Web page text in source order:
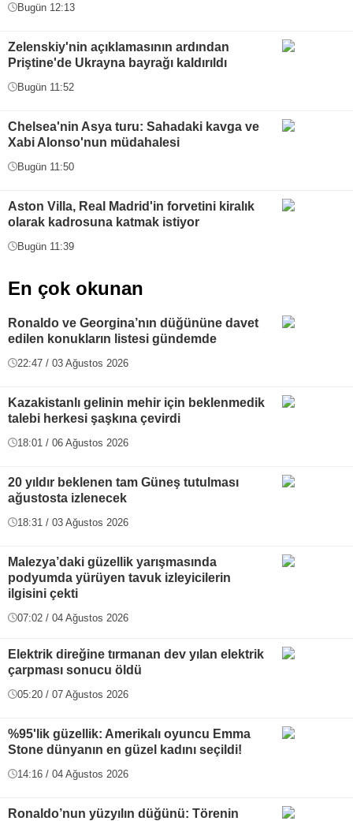
Bugün 12:13
Zelenskiy'nin açıklamasının ardından
Priştine'de Ukrayna bayrağı kaldırıldı
Bugün 11:52
Chelsea'nin Asya turu: Sahadaki kavga ve
Xabi Alonso'nun müdahalesi
Bugün 11:50
Aston Villa, Real Madrid'in forvetini kiralık
olarak kadrosuna katmak istiyor
Bugün 11:39
En çok okunan
Ronaldo ve Georgina’nın düğününe davet
edilen konukların listesi gündemde
22:47 / 03 Ağustos 2026
Kazakistanlı gelinin mehir için beklenmedik
talebi herkesi şaşkına çevirdi
18:01 / 06 Ağustos 2026
20 yıldır beklenen tam Güneş tutulması
ağustosta izlenecek
18:31 / 03 Ağustos 2026
Malezya’daki güzellik yarışmasında
podyumda yürüyen tavuk izleyicilerin
ilgisini çekti
07:02 / 04 Ağustos 2026
Elektrik direğine tırmanan dev yılan elektrik
çarpması sonucu öldü
05:20 / 07 Ağustos 2026
%95'lik güzellik: Amerikalı oyuncu Emma
Stone dünyanın en güzel kadını seçildi!
14:16 / 04 Ağustos 2026
Ronaldo’nun yüzyılın düğünü: Törenin